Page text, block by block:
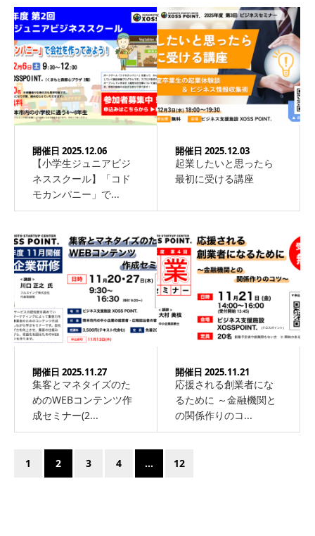
開催日 2025.12.06
【小学生ジュニアビジ
ネススクール】「コド
モカンパニー」で...
開催日 2025.12.03
起業したいと思ったら
最初に受ける講座
開催日 2025.11.27
集客とマネタイズのた
めのWEBコンテンツ作
成セミナー(2...
開催日 2025.11.21
応援される創業者にな
るために ～金融機関と
の関係作りのコ...
1 2 3 4 … 12